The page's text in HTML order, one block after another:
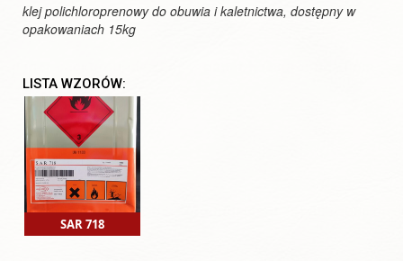
klej polichloroprenowy do obuwia i kaletnictwa, dostępny w
opakowaniach 15kg
LISTA WZORÓW:
SAR 718